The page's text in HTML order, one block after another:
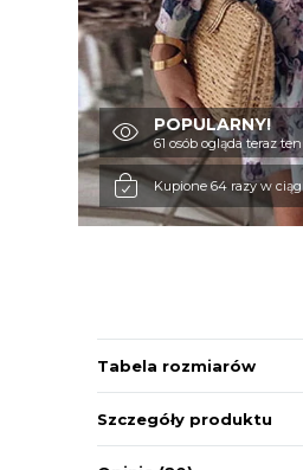
POPULARNY!
61 osób ogląda teraz
Kupione 64 razy w
Tabela rozmiarów
Szczegóły produktu